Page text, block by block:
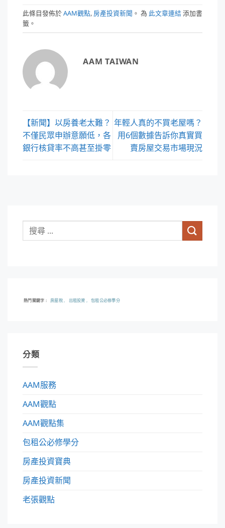
此條目發佈於AAM觀點, 房產投資新聞 。 為 此文章連結添加書
籤。
AAM TAIWAN
【新聞】以房養老太難？
不僅民眾申辦意願低，各
銀行核貸率不高甚至掛零
年輕人真的不買老屋嗎？
用6個數據告訴你真實買
賣房屋交易市場現況
熱門關鍵字 房屋稅 出租投資 包租公必修學分
分類
AAM服務
AAM觀點
AAM觀點集
包租公必修學分
房產投資寶典
房產投資新聞
老張觀點